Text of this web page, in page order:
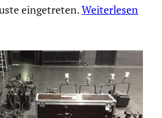
eingetreten.Weiterlesen